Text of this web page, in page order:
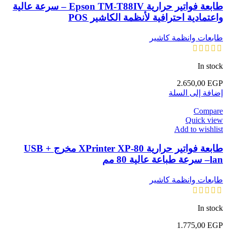
طابعة فواتير حرارية Epson TM-T88IV – سرعة عالية
واعتمادية احترافية لأنظمة الكاشير POS
طابعات وانظمة كاشير
In stock
2.650,00 EGP
إضافة إلى السلة
Compare
Quick view
Add to wishlist
طابعة فواتير حرارية XPrinter XP-80 مخرج USB +
lan– سرعة طباعة عالية 80 مم
طابعات وانظمة كاشير
In stock
1.775,00 EGP